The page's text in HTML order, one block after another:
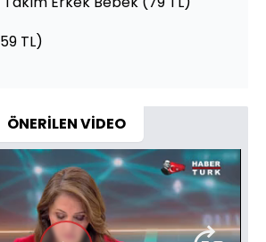
TL)
ÖNERİLEN VİDEO